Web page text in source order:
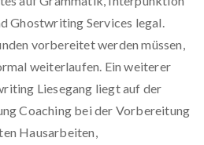
Ghostwriting Services legal.
vorbereitet werden müssen,
weiterlaufen. Ein weiterer
Liesegang liegt auf der
Coaching bei der Vorbereitung
Hausarbeiten,